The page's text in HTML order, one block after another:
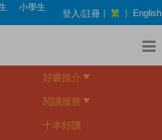
小學生
登入/註冊 | 繁 | English
好書推介
閱讀服務
十本好讀